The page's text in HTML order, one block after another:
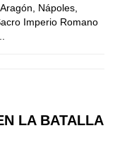
Nápoles,
Imperio Romano
LA BATALLA